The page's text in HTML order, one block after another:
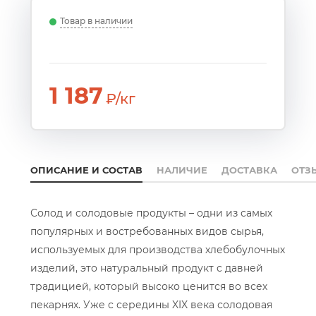
Товар в наличии
1 187₽/кг
ОПИСАНИЕ И СОСТАВ НАЛИЧИЕ ДОСТАВКА
Солод и солодовые продукты – одни из самых
популярных и востребованных видов сырья,
используемых для производства хлебобулочных
изделий, это натуральный продукт с давней
традицией, который высоко ценится во всех
пекарнях. Уже с середины XIX века солодовая